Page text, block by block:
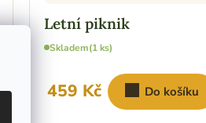
Letní piknik
Skladem(1 ks)
459 Kč Do košíku